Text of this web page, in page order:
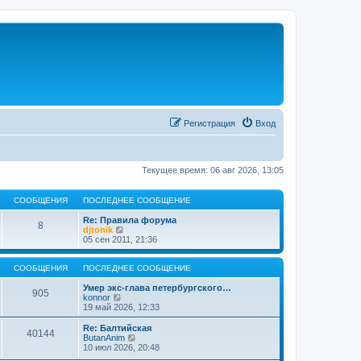
Вход
Регистрация
Текущее время: 06 авг 2026, 13:05
СООБЩЕНИЯ ПОСЛЕДНЕЕ СООБЩЕНИЕ
8
Re: Правила форума
djtonik
е
р
е
й
т
и
п
о
с
л
е
05 сен 2011, 21:36
СООБЩЕНИЯ ПОСЛЕДНЕЕ СООБЩЕНИЕ
905
Умер экс-глава петербургского…
konnor
е
р
е
й
т
19 май 2026, 12:33
40144
Re: Балтийская
ButanAnim
е
10 июл 2026, 20:48